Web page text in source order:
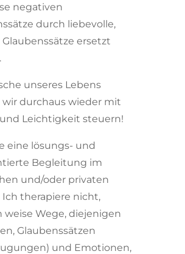
negativen
durch liebevolle,
ersetzt
unseres Lebens
durchaus wieder mit
Leichtigkeit steuern!
eine lösungs- und
Begleitung im
und/oder privaten
Ich therapiere nicht,
weise Wege, diejenigen
Glaubenssätzen
und Emotionen,